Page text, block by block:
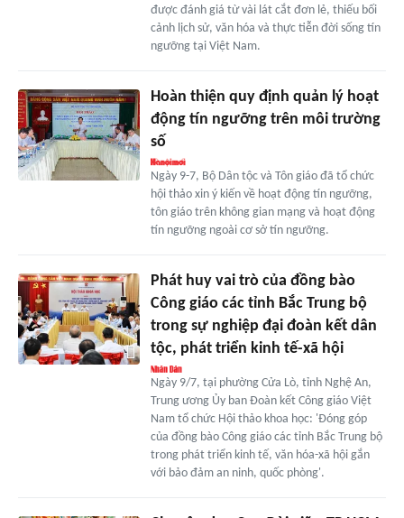
được đánh giá từ vài lát cắt đơn lẻ, thiếu bối
cảnh lịch sử, văn hóa và thực tiễn đời sống tín
ngưỡng tại Việt Nam.
Hoàn thiện quy định quản lý hoạt
động tín ngưỡng trên môi trường
số
Ngày 9-7, Bộ Dân tộc và Tôn giáo đã tổ chức
hội thảo xin ý kiến về hoạt động tín ngưỡng,
tôn giáo trên không gian mạng và hoạt động
tín ngưỡng ngoài cơ sở tín ngưỡng.
Phát huy vai trò của đồng bào
Công giáo các tỉnh Bắc Trung bộ
trong sự nghiệp đại đoàn kết dân
tộc, phát triển kinh tế-xã hội
Ngày 9/7, tại phường Cửa Lò, tỉnh Nghệ An,
Trung ương Ủy ban Đoàn kết Công giáo Việt
Nam tổ chức Hội thảo khoa học: 'Đóng góp
của đồng bào Công giáo các tỉnh Bắc Trung bộ
trong phát triển kinh tế, văn hóa-xã hội gắn
với bảo đảm an ninh, quốc phòng'.